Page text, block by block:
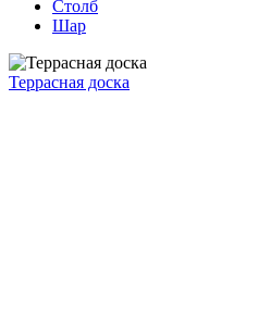
Столб
Шар
Террасная доска